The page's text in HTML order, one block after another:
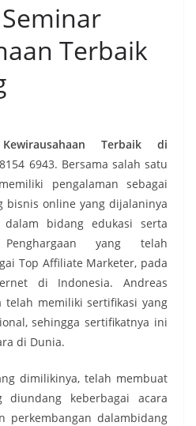
Terbaik
Terbaik di
6943. Bersama salah satu
pengalaman sebagai
bisnis online yang dijalaninya
bidang edukasi serta
yang telah
Top Affiliate Marketer, pada
di Indonesia. Andreas
telah memiliki sertifikasi yang
sehingga sertifikatnya ini
di Dunia.
dimilikinya, telah membuat
diundang keberbagai acara
perkembangan dalambidang